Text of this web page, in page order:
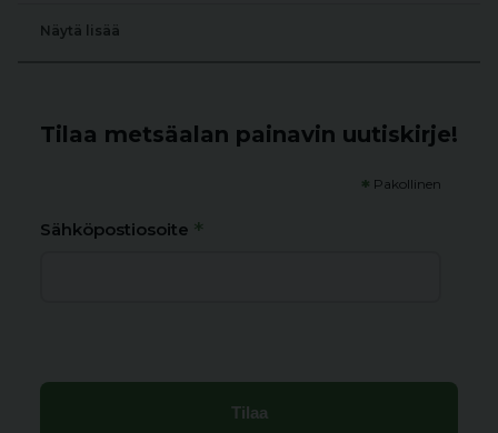
Näytä lisää
Tilaa metsäalan painavin uutiskirje!
* Pakollinen
Sähköpostiosoite *